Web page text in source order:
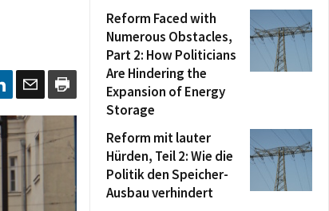
Reform Faced with
Numerous Obstacles,
Part 2: How Politicians
Are Hindering the
Expansion of Energy
Storage
Reform mit lauter
Hürden, Teil 2: Wie die
Politik den Speicher-
Ausbau verhindert